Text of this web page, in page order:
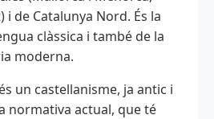
de Catalunya Nord. És la
clàssica i també de la
moderna.
un castellanisme, ja antic i
normativa actual, que té